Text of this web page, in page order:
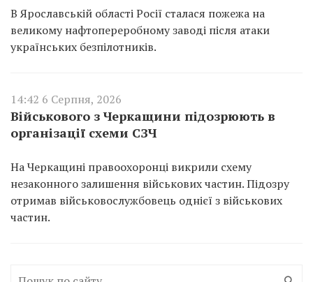
В Ярославській області Росії сталася пожежа на
великому нафтопереробному заводі після атаки
українських безпілотників.
14:42 6 Серпня, 2026
Військового з Черкащини підозрюють в
організації схеми СЗЧ
На Черкащині правоохоронці викрили схему
незаконного залишення військових частин. Підозру
отримав військовослужбовець однієї з військових
частин.